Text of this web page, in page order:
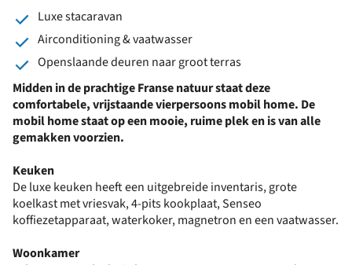
Luxe stacaravan
Airconditioning & vaatwasser
Openslaande deuren naar groot terras
Midden in de prachtige Franse natuur staat deze
comfortabele, vrijstaande vierpersoons mobil home. De
mobil home staat op een mooie, ruime plek en is van alle
gemakken voorzien.
Keuken
De luxe keuken heeft een uitgebreide inventaris, grote
koelkast met vriesvak, 4-pits kookplaat, Senseo
koffiezetapparaat, waterkoker, magnetron en een vaatwasser.
Woonkamer